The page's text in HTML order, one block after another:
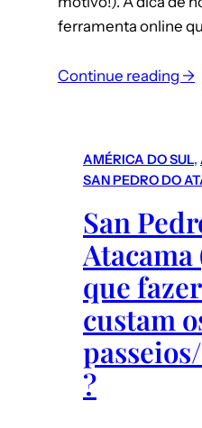
ferramenta online
Continue reading →:
e
AMÉRICA DO SUL,
SAN PEDRO DO
San
que
custam
?